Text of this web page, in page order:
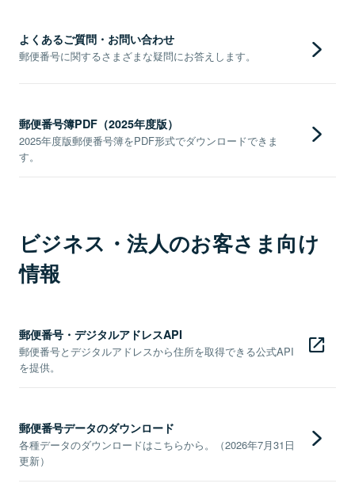
よくあるご質問・お問い合わせ
郵便番号に関するさまざまな疑問にお答えします。
郵便番号簿PDF（2025年度版）
2025年度版郵便番号簿をPDF形式でダウンロードできま
す。
ビジネス・法人のお客さま向け
情報
郵便番号・デジタルアドレスAPI
郵便番号とデジタルアドレスから住所を取得できる公式API
を提供。
郵便番号データのダウンロード
各種データのダウンロードはこちらから。（2026年7月31日
更新）